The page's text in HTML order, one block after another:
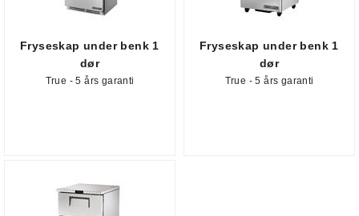
Fryseskap under benk 1
dør
True - 5 års garanti
Fryseskap under benk 1
dør
True - 5 års garanti